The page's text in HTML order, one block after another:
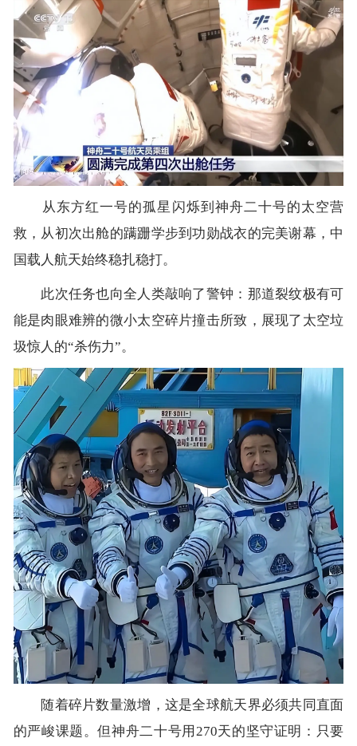
从东方红一号的孤星闪烁到神舟二十号的太空营
救，从初次出舱的蹒跚学步到功勋战衣的完美谢幕，中
国载人航天始终稳扎稳打。
此次任务也向全人类敲响了警钟：那道裂纹极有可
能是肉眼难辨的微小太空碎片撞击所致，展现了太空垃
圾惊人的“杀伤力”。
随着碎片数量激增，这是全球航天界必须共同直面
的严峻课题。但神舟二十号用270天的坚守证明：只要